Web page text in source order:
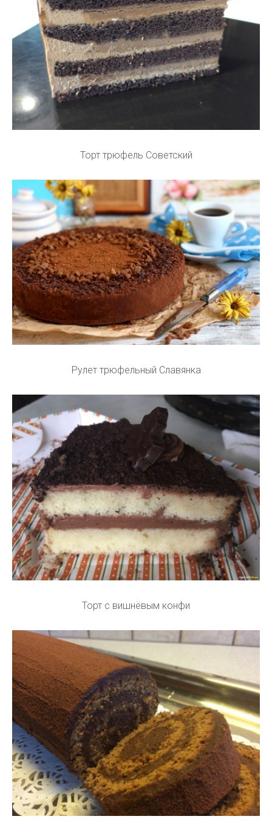
Торт трюфель Советский
Рулет трюфельный Славянка
Торт с вишнёвым конфи